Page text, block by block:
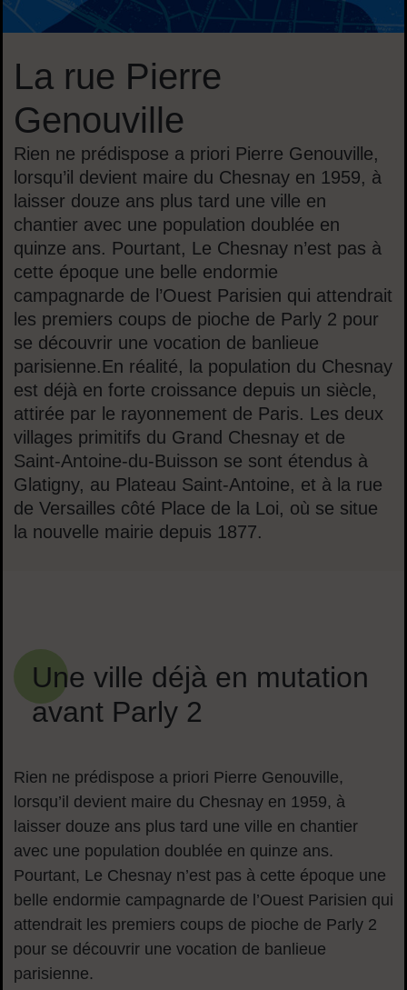
La rue Pierre
Genouville
Rien ne prédispose a priori Pierre Genouville,
lorsqu’il devient maire du Chesnay en 1959, à
laisser douze ans plus tard une ville en
chantier avec une population doublée en
quinze ans. Pourtant, Le Chesnay n’est pas à
cette époque une belle endormie
campagnarde de l’Ouest Parisien qui attendrait
les premiers coups de pioche de Parly 2 pour
se découvrir une vocation de banlieue
parisienne.En réalité, la population du Chesnay
est déjà en forte croissance depuis un siècle,
attirée par le rayonnement de Paris. Les deux
villages primitifs du Grand Chesnay et de
Saint-Antoine-du-Buisson se sont étendus à
Glatigny, au Plateau Saint-Antoine, et à la rue
de Versailles côté Place de la Loi, où se situe
la nouvelle mairie depuis 1877.
Une ville déjà en mutation
avant Parly 2
Rien ne prédispose a priori Pierre Genouville,
lorsqu’il devient maire du Chesnay en 1959, à
laisser douze ans plus tard une ville en chantier
avec une population doublée en quinze ans.
Pourtant, Le Chesnay n’est pas à cette époque une
belle endormie campagnarde de l’Ouest Parisien qui
attendrait les premiers coups de pioche de Parly 2
pour se découvrir une vocation de banlieue
parisienne.